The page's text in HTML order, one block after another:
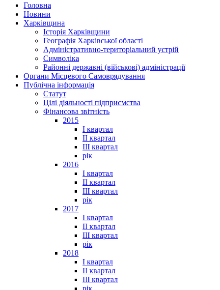
Головна
Новини
Харківщина
Історія Харківщини
Географія Харківської області
Адміністративно-територіальний устрій
Символіка
Районні державні (військові) адміністрації
Органи Місцевого Самоврядування
Публічна інформація
Статут
Цілі діяльності підприємства
Фінансова звітність
2015
I квартал
II квартал
III квартал
рік
2016
I квартал
II квартал
III квартал
рік
2017
I квартал
II квартал
III квартал
рік
2018
I квартал
II квартал
III квартал
рік